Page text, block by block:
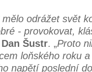
odrážet svět
- provokovat,
Dan Šustr. „Proto
loňského roku
napětí poslední